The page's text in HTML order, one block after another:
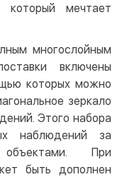
который мечтает
многослойным
включены
которых можно
зеркало
Этого набора
наблюдений за
При
быть дополнен